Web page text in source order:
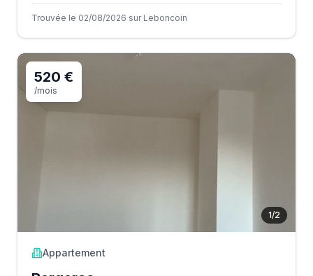
Trouvée le 02/08/2026 sur Leboncoin
1/2
520 €
/mois
Appartement